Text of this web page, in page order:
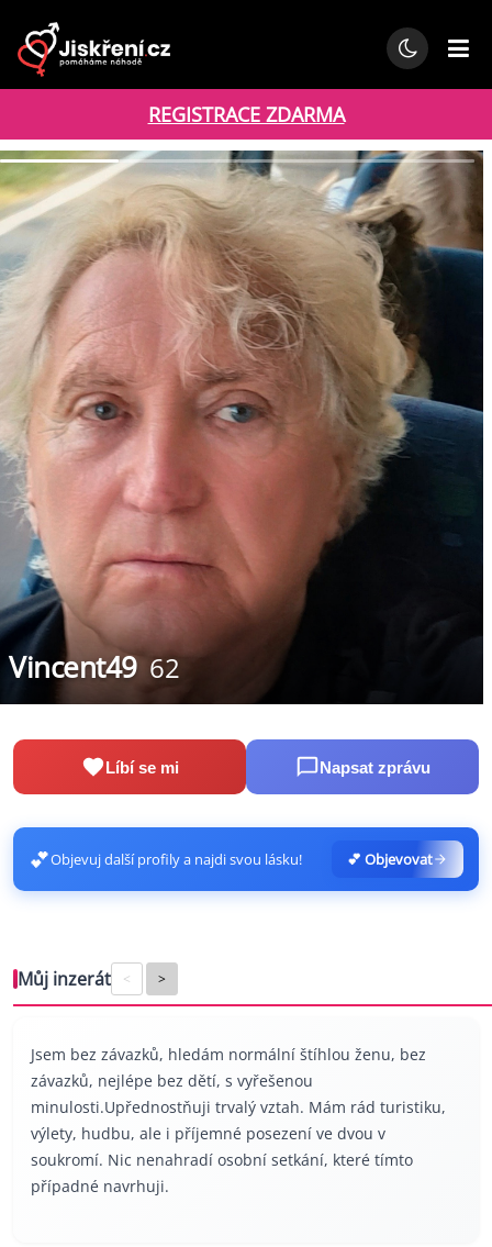
REGISTRACE ZDARMA
Vincent49 62
Líbí se mi Napsat zprávu
💕Objevuj další profily a najdi svou lásku! 💕 Objevovat
Můj inzerát < >
Jsem bez závazků, hledám normální štíhlou ženu, bez
závazků, nejlépe bez dětí, s vyřešenou
minulosti.Upřednostňuji trvalý vztah. Mám rád turistiku,
výlety, hudbu, ale i příjemné posezení ve dvou v
soukromí. Nic nenahradí osobní setkání, které tímto
případné navrhuji.